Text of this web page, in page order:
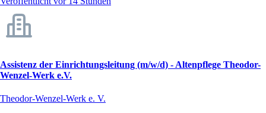
Assistenz der Einrichtungsleitung (m/w/d) - Altenpflege Theodor-
Wenzel-Werk e.V.
Theodor-Wenzel-Werk e. V.